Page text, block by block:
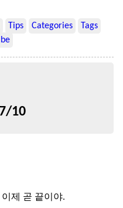
Tips Categories
Tags
10
제 곧 끝이야.